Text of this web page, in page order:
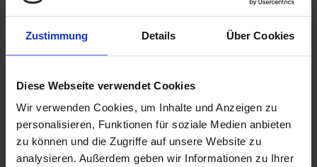
Zustimmung Details Über Cookies
Diese Webseite verwendet Cookies
Wir verwenden Cookies, um Inhalte und Anzeigen zu
personalisieren, Funktionen für soziale Medien anbieten
zu können und die Zugriffe auf unsere Website zu
analysieren. Außerdem geben wir Informationen zu Ihrer
POLYPROPYLEN-KLEBEBAND ODER KLEBEBAND
AUS PVC?